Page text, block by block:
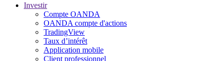
Investir
Compte OANDA
OANDA compte d'actions
TradingView
Taux d’intérêt
Application mobile
Client professionnel